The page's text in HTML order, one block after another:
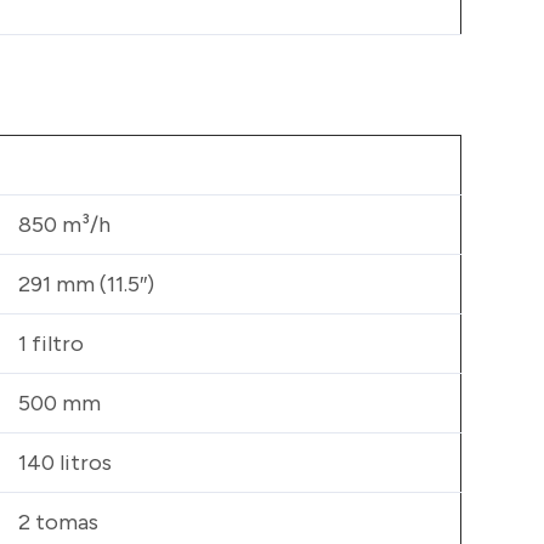
850 m³/h
291 mm (11.5″)
1 filtro
500 mm
140 litros
2 tomas